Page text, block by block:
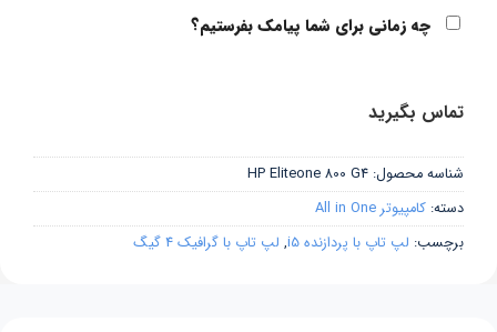
چه زمانی برای شما پیامک بفرستیم؟
تماس بگیرید
شناسه محصول: HP Eliteone 800 G4
دسته: کامپیوتر All in One
برچسب: لپ تاپ با پردازنده i5 , لپ تاپ با گرافیک 4 گیگ